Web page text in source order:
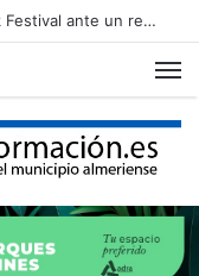
Adra reclama al Gobierno que agilice la conducción de agua desalada desde el Campo de Dalías